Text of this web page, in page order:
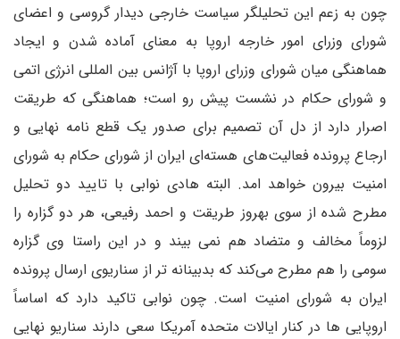
چون به زعم این تحلیلگر سیاست خارجی دیدار گروسی و اعضای
شورای وزرای امور خارجه اروپا به معنای آماده شدن و ایجاد
هماهنگی میان شورای وزرای اروپا با آژانس بین ‌المللی انرژی اتمی
و شورای حکام در نشست پیش رو است؛ هماهنگی که طریقت
اصرار دارد از دل آن تصمیم برای صدور یک قطع نامه نهایی و
ارجاع پرونده فعالیت‌های هسته‌ای ایران از شورای حکام به شورای
امنیت بیرون خواهد امد. البته هادی نوابی با تایید دو تحلیل
مطرح شده از سوی بهروز طریقت و احمد رفیعی، هر دو گزاره را
لزوماً مخالف و متضاد هم نمی بیند و در این راستا وی گزاره
سومی را هم مطرح می‌کند که بدبینانه تر از سناریوی ارسال پرونده
ایران به شورای امنیت است. چون نوابی تاکید دارد که اساساً
اروپایی ها در کنار ایالات متحده آمریکا سعی دارند سناریو نهایی